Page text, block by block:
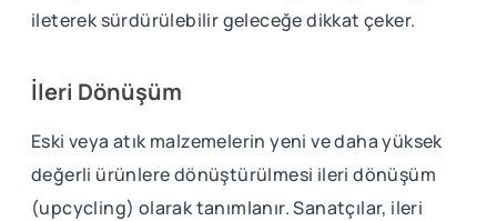
ileterek sürdürülebilir geleceğe dikkat çeker.
İleri Dönüşüm
Eski veya atık malzemelerin yeni ve daha yüksek
değerli ürünlere dönüştürülmesi ileri dönüşüm
(upcycling) olarak tanımlanır. Sanatçılar, ileri